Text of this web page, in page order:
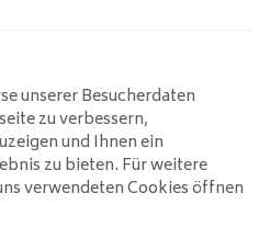
Vollmond
39,95
unserer Besucherdaten
zu verbessern,
und Ihnen ein
zu bieten. Für weitere
verwendeten Cookies öffnen